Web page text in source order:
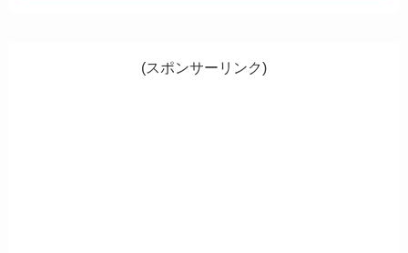
(スポンサーリンク)